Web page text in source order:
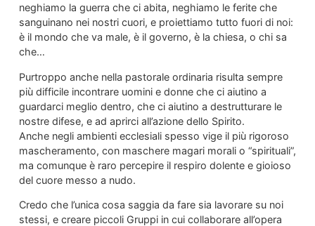
neghiamo la guerra che ci abita, neghiamo le ferite che
sanguinano nei nostri cuori, e proiettiamo tutto fuori di noi:
è il mondo che va male, è il governo, è la chiesa, o chi sa
che…
Purtroppo anche nella pastorale ordinaria risulta sempre
più difficile incontrare uomini e donne che ci aiutino a
guardarci meglio dentro, che ci aiutino a destrutturare le
nostre difese, e ad aprirci all’azione dello Spirito.
Anche negli ambienti ecclesiali spesso vige il più rigoroso
mascheramento, con maschere magari morali o “spirituali”,
ma comunque è raro percepire il respiro dolente e gioioso
del cuore messo a nudo.
Credo che l’unica cosa saggia da fare sia lavorare su noi
stessi, e creare piccoli Gruppi in cui collaborare all’opera